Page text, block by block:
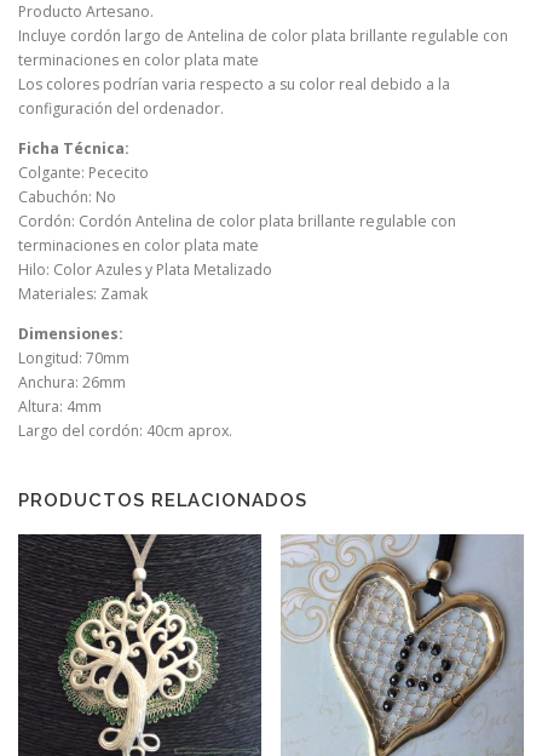
Producto Artesano.
Incluye cordón largo de Antelina de color plata brillante regulable con
terminaciones en color plata mate
Los colores podrían varia respecto a su color real debido a la
configuración del ordenador.
Ficha Técnica:
Colgante: Pececito
Cabuchón: No
Cordón: Cordón Antelina de color plata brillante regulable con
terminaciones en color plata mate
Hilo: Color Azules y Plata Metalizado
Materiales: Zamak
Dimensiones:
Longitud: 70mm
Anchura: 26mm
Altura: 4mm
Largo del cordón: 40cm aprox.
PRODUCTOS RELACIONADOS